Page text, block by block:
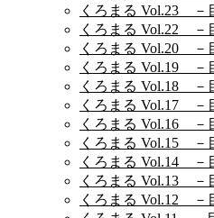
くろまる Vol.23 －
くろまる Vol.22 －
くろまる Vol.20 －
くろまる Vol.19 －
くろまる Vol.18 －
くろまる Vol.17 －
くろまる Vol.16 －
くろまる Vol.15 －
くろまる Vol.14 －
くろまる Vol.13 －
くろまる Vol.12 －